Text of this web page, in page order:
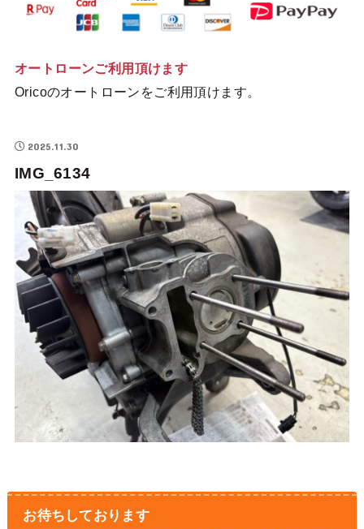
オートローンご利用頂けます
Oricoのオートローンをご利用頂けます。
2025.11.30
IMG_6134
お待ちしております